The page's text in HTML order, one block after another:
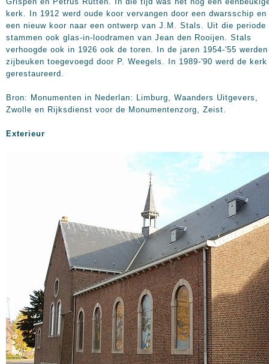
kerk. In 1912 werd oude koor vervangen door een dwarsschip en
een nieuw koor naar een ontwerp van J.M. Stals. Uit die periode
stammen ook glas-in-loodramen van Jean den Rooijen. Stals
verhoogde ook in 1926 ook de toren. In de jaren 1954-'55
zijbeuken toegevoegd door P. Weegels. In 1989-'90 werd de kerk
gerestaureerd.
Bron: Monumenten in Nederlan: Limburg, Waanders Uitgevers,
Zwolle en Rijksdienst voor de Monumentenzorg, Zeist.
Exterieur